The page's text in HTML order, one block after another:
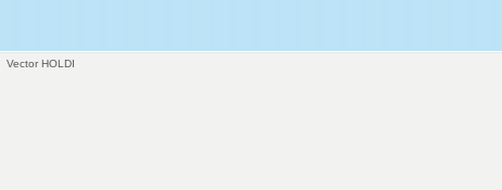
Vector HOLDI